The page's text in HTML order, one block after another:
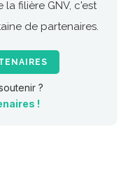
filière GNV, c'est
de partenaires.
?
!